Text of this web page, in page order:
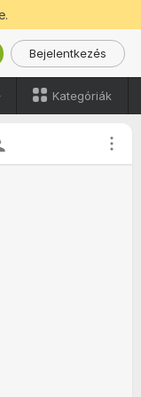
Bejelentkezés
Kategóriák